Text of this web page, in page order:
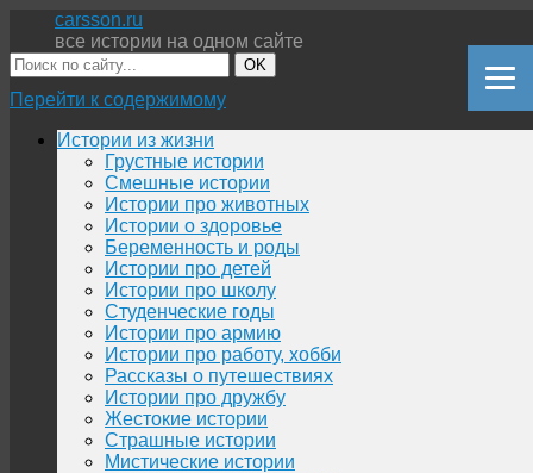
carsson.ru
все истории на одном сайте
OK
Перейти к содержимому
Истории из жизни
Грустные истории
Смешные истории
Истории про животных
Истории о здоровье
Беременность и роды
Истории про детей
Истории про школу
Студенческие годы
Истории про армию
Истории про работу, хобби
Рассказы о путешествиях
Истории про дружбу
Жестокие истории
Страшные истории
Мистические истории